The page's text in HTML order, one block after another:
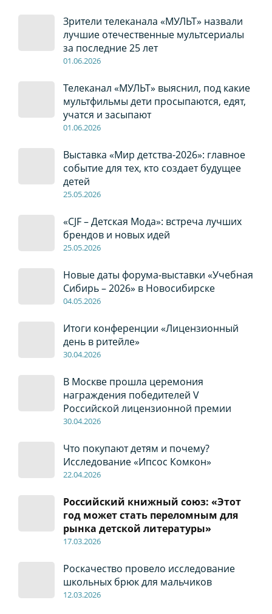
Зрители телеканала «МУЛЬТ» назвали
лучшие отечественные мультсериалы
за последние 25 лет
01.06.2026
Телеканал «МУЛЬТ» выяснил, под какие
мультфильмы дети просыпаются, едят,
учатся и засыпают
01.06.2026
Выставка «Мир детства-2026»: главное
событие для тех, кто создает будущее
детей
25.05.2026
«CJF – Детская Мода»: встреча лучших
брендов и новых идей
25.05.2026
Новые даты форума-выставки «Учебная
Сибирь – 2026» в Новосибирске
04.05.2026
Итоги конференции «Лицензионный
день в ритейле»
30.04.2026
В Москве прошла церемония
награждения победителей V
Российской лицензионной премии
30.04.2026
Что покупают детям и почему?
Исследование «Ипсос Комкон»
22.04.2026
Российский книжный союз: «Этот
год может стать переломным для
рынка детской литературы»
17.03.2026
Роскачество провело исследование
школьных брюк для мальчиков
12.03.2026